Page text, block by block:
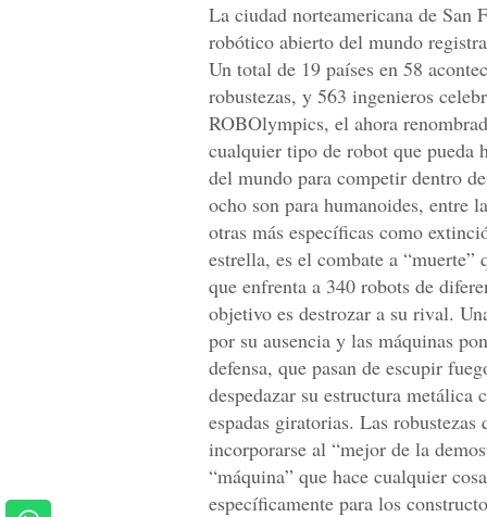
La ciudad norteamericana de San
robótico abierto del mundo
Un total de 19 países en 58
robustezas, y 563 ingenieros
ROBOlympics, el ahora
cualquier tipo de robot que pueda
del mundo para competir dentro
ocho son para humanoides, entre
otras más específicas como
estrella, es el combate a
que enfrenta a 340 robots de
objetivo es destrozar a su rival.
por su ausencia y las máquinas
defensa, que pasan de escupir
despedazar su estructura
espadas giratorias. Las
incorporarse al “mejor de la
“máquina” que hace cualquier
específicamente para los